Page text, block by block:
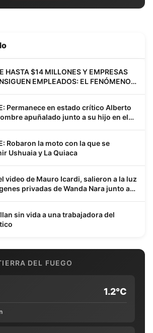
HASTA $14 MILLONES Y EMPRESAS
EMPLEADOS: EL FENÓMENO
Permanece en estado crítico Alberto
apuñalado junto a su hijo en el
Robaron la moto con la que se
Ushuaia y La Quiaca
video de Mauro Icardi, salieron a la luz
privadas de Wanda Nara junto a
sin vida a una trabajadora del
DEL FUEGO
1.2°C